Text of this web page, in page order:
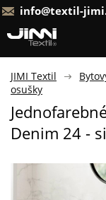
info@textil-
JIMI Textil
osušky
Denim 24 -